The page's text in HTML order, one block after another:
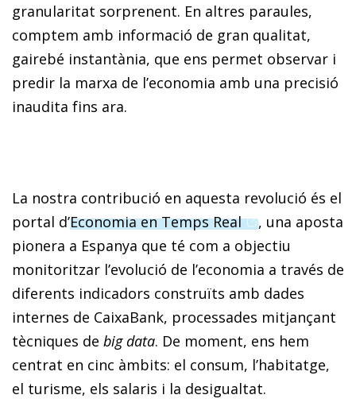
granularitat sorprenent. En altres paraules,
comptem amb informació de gran qualitat,
gairebé instantània, que ens permet observar i
predir la marxa de l’economia amb una precisió
inaudita fins ara.
La nostra contribució en aquesta revolució és el
portal d’Economia en Temps Real(opens in a new
, una aposta
pionera a Espanya que té com a objectiu
monitoritzar l’evolució de l’economia a través de
diferents indicadors construïts amb dades
internes de CaixaBank, processades mitjançant
tècniques de big data. De moment, ens hem
centrat en cinc àmbits: el consum, l’habitatge,
el turisme, els salaris i la desigualtat.